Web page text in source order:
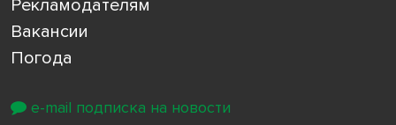
Рекламодателям
Вакансии
Погода
e-mail подписка на новости